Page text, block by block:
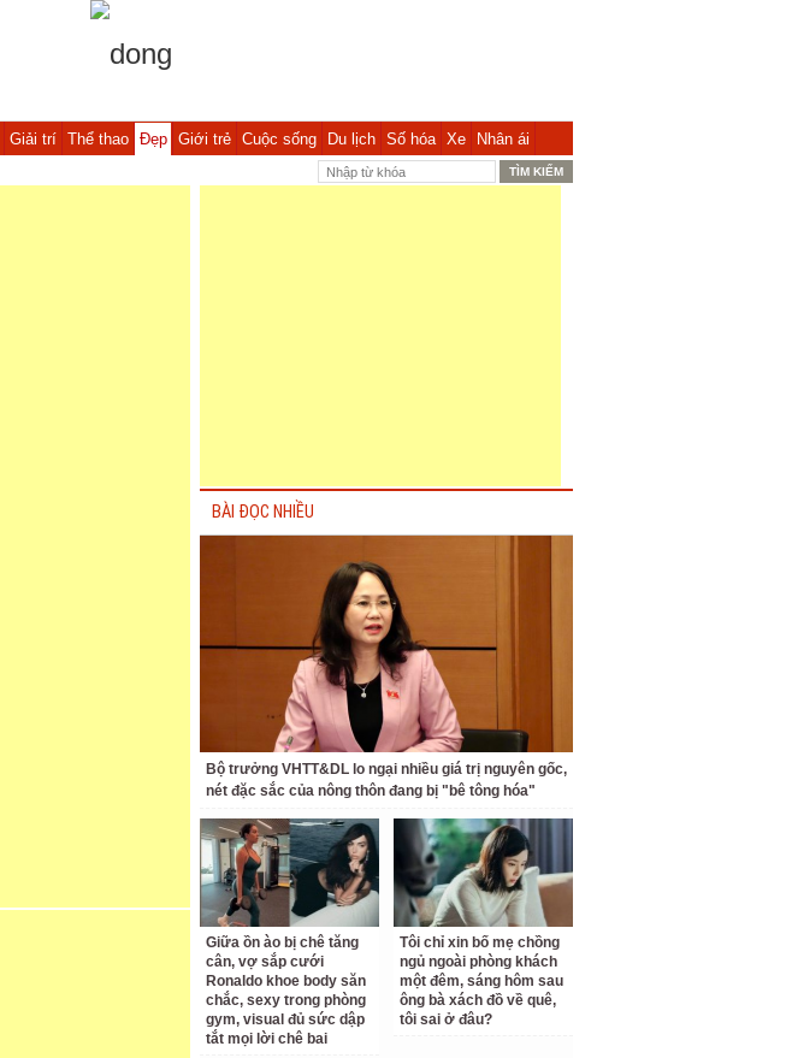
Giải trí Thể thao Đẹp Giới trẻ Cuộc sống Du lịch Số hóa Xe Nhân ái
BÀI ĐỌC NHIỀU
Bộ trưởng VHTT&DL lo ngại nhiều giá trị nguyên gốc,
nét đặc sắc của nông thôn đang bị "bê tông hóa"
Giữa ồn ào bị chê tăng
cân, vợ sắp cưới
Ronaldo khoe body săn
chắc, sexy trong phòng
gym, visual đủ sức dập
tắt mọi lời chê bai
Tôi chỉ xin bố mẹ chồng
ngủ ngoài phòng khách
một đêm, sáng hôm sau
ông bà xách đồ về quê,
tôi sai ở đâu?